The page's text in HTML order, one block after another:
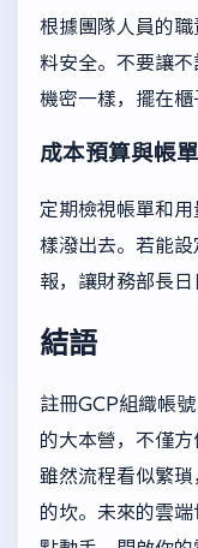
根據團隊人員的
料安全。不要讓
機密一樣，擺在櫃
成本預算與帳
定期檢視帳單和
樣潑出去。若能
報，讓財務部長日
結語
註冊GCP組織帳
的大本營，不僅方
雖然流程看似繁
的坎。未來的雲